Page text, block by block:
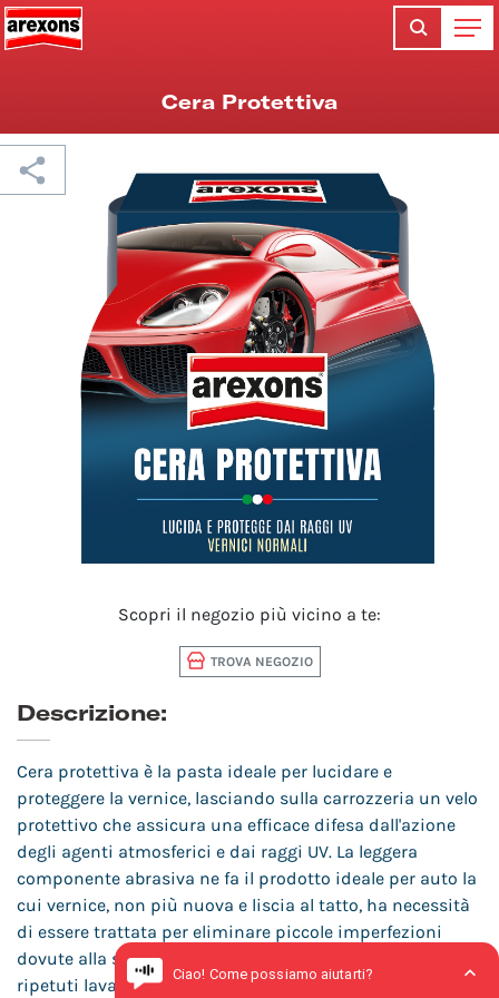
Cera Protettiva
Scopri il negozio più vicino a te:
TROVA NEGOZIO
Descrizione:
Cera protettiva è la pasta ideale per lucidare e
proteggere la vernice, lasciando sulla carrozzeria un velo
protettivo che assicura una efficace difesa dall'azione
degli agenti atmosferici e dai raggi UV. La leggera
componente abrasiva ne fa il prodotto ideale per auto la
cui vernice, non più nuova e liscia al tatto, ha necessità
di essere trattata per eliminare piccole imperfezioni
dovute alla strada e agli agenti atmosferici. Resiste a
ripetuti lavaggi.